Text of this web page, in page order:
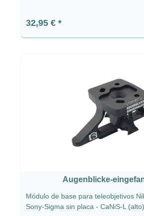
Precio normal:
32,95 €
Augenblicke-
Módulo de base para teleobjetivos
Sony-Sigma sin placa - CaNiS-L (alto)